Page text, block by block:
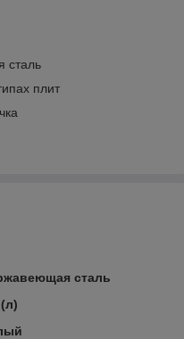
сталь
плит
сталь